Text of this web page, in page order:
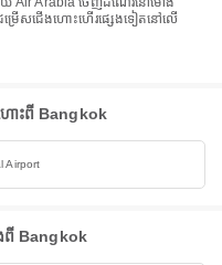
រើសជើងហោះហើរផ្សេងទៀតនៅលើ
ោះពី Bangkok
Airport
ពី Bangkok